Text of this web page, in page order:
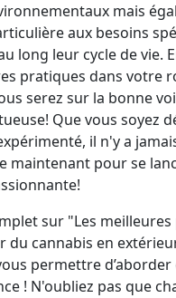
mais
aux besoins
long leur cycle de vie.
pratiques dans votre
serez sur la bonne
Que vous soyez
il n'y a
maintenant pour se
sur "Les
du cannabis en
permettre
! N'oubliez pas que